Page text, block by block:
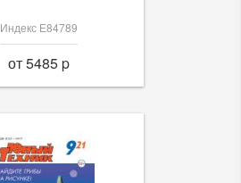
Индекс Е84789
от 5485 p